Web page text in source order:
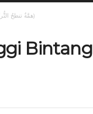
La Tahzan 241: Wawasan Setinggi Bintang (همَّةٌ تنطحُ الثُّريَّا)
Bintang